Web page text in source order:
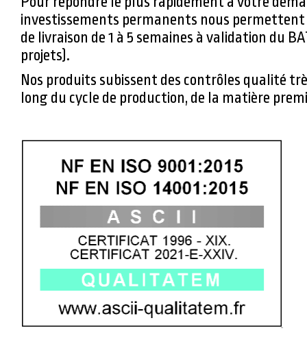
investissements permanents nous permettent
de livraison de 1 à 5 semaines à validation du
projets).
Nos produits subissent des contrôles qualité
long du cycle de production, de la matière